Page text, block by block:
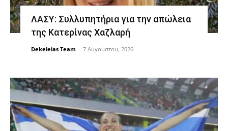
ΛΑΣΥ: Συλλυπητήρια για την απώλεια
της Κατερίνας Χαζλαρή
Dekeleias Team - 7 Αυγούστου, 2026